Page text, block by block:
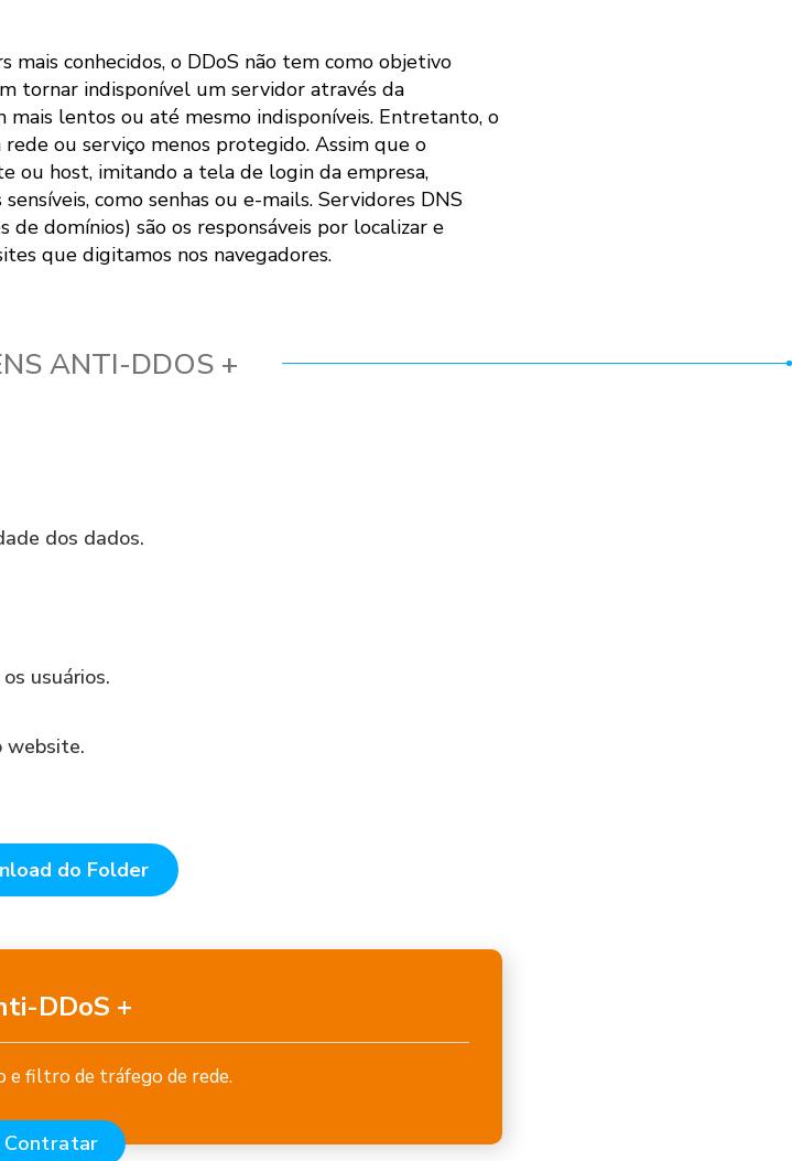
conhecidos, o DDoS não tem como objetivo
tornar indisponível um servidor através da
mais lentos ou até mesmo indisponíveis. Entretanto, o
ou serviço menos protegido. Assim que o
ou host, imitando a tela de login da empresa,
como senhas ou e-mails. Servidores DNS
domínios) são os responsáveis por localizar e
que digitamos nos navegadores.
ANTI-DDOS +
dos dados.
usuários.
website.
do Folder
DDoS +
e filtro de tráfego de rede.
Contratar